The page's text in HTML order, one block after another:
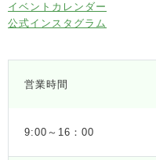
イベントカレンダー
公式インスタグラム
営業時間
9:00～16：00